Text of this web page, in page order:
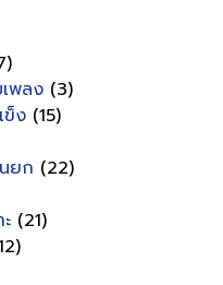
พลง (3)
ข็ง (15)
ยก (22)
(21)